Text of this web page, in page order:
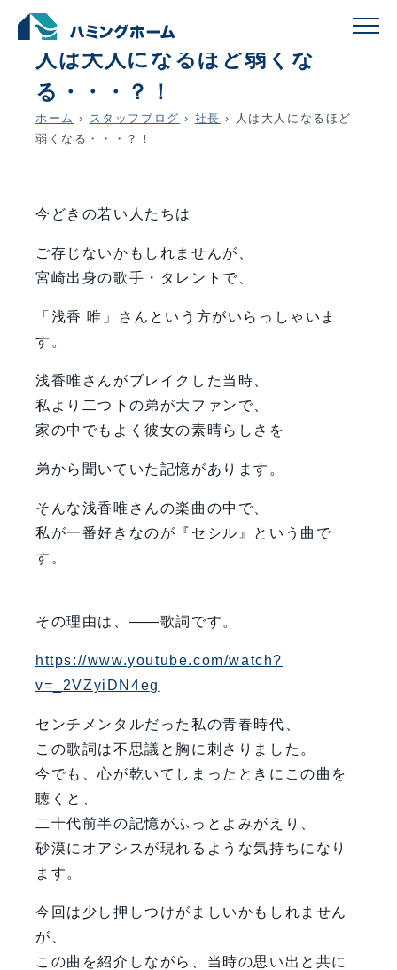
schedule
人は大人になるほど弱くな
る・・・？！
ホーム › スタッフブログ › 社長 ›
人は大人になるほど
弱くなる・・・？！
今どきの若い人たちは
ご存じないかもしれませんが、
宮崎出身の歌手・タレントで、
「浅香 唯」さんという方がいらっしゃいま
す。
浅香唯さんがブレイクした当時、
私より二つ下の弟が大ファンで、
家の中でもよく彼女の素晴らしさを
弟から聞いていた記憶があります。
そんな浅香唯さんの楽曲の中で、
私が一番好きなのが『セシル』という曲で
す。
その理由は、――歌詞です。
https://www.youtube.com/watch?
v=_2VZyiDN4eg
センチメンタルだった私の青春時代、
この歌詞は不思議と胸に刺さりました。
今でも、心が乾いてしまったときにこの曲を
聴くと、
二十代前半の記憶がふっとよみがえり、
砂漠にオアシスが現れるような気持ちになり
ます。
今回は少し押しつけがましいかもしれません
が、
この曲を紹介しながら、当時の思い出と共に